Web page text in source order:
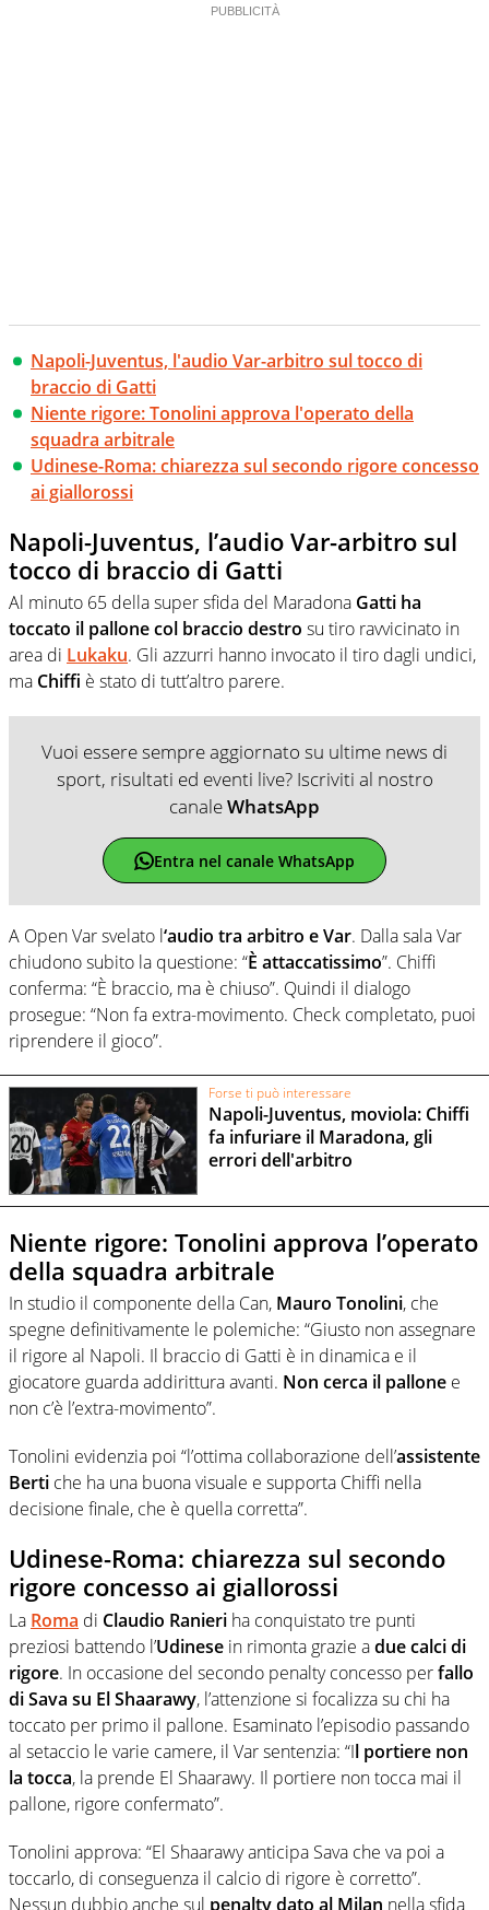
Napoli-Juventus, l'audio Var-arbitro sul tocco di
braccio di Gatti
Niente rigore: Tonolini approva l'operato della
squadra arbitrale
Udinese-Roma: chiarezza sul secondo rigore concesso
ai giallorossi
Napoli-Juventus, l’audio Var-arbitro sul
tocco di braccio di Gatti
Al minuto 65 della super sfida del Maradona Gatti ha
toccato il pallone col braccio destro su tiro ravvicinato in
area di Lukaku. Gli azzurri hanno invocato il tiro dagli undici,
ma Chiffi è stato di tutt’altro parere.
Vuoi essere sempre aggiornato su ultime news di
sport, risultati ed eventi live? Iscriviti al nostro
canaleWhatsApp
Entra nel canale WhatsApp
A Open Var svelato l‘audio tra arbitro e Var. Dalla sala Var
chiudono subito la questione: “È attaccatissimo”. Chiffi
conferma: “È braccio, ma è chiuso”. Quindi il dialogo
prosegue: “Non fa extra-movimento. Check completato, puoi
riprendere il gioco”.
Forse ti può interessare
Napoli-Juventus, moviola: Chiffi
fa infuriare il Maradona, gli
errori dell'arbitro
Niente rigore: Tonolini approva l’operato
della squadra arbitrale
In studio il componente della Can, Mauro Tonolini, che
spegne definitivamente le polemiche: “Giusto non assegnare
il rigore al Napoli. Il braccio di Gatti è in dinamica e il
giocatore guarda addirittura avanti. Non cerca il pallone e
non c’è l’extra-movimento”.
Tonolini evidenzia poi “l’ottima collaborazione dell’assistente
Berti che ha una buona visuale e supporta Chiffi nella
decisione finale, che è quella corretta”.
Udinese-Roma: chiarezza sul secondo
rigore concesso ai giallorossi
La Roma di Claudio Ranieri ha conquistato tre punti
preziosi battendo l’Udinese in rimonta grazie adue calci di
rigore. In occasione del secondo penalty concesso perfallo
di Sava su El Shaarawy, l’attenzione si focalizza su chi ha
toccato per primo il pallone. Esaminato l’episodio passando
al setaccio le varie camere, il Var sentenzia: “Il portiere non
la tocca, la prende El Shaarawy. Il portiere non tocca mai il
pallone, rigore confermato”.
Tonolini approva: “El Shaarawy anticipa Sava che va poi a
toccarlo, di conseguenza il calcio di rigore è corretto”.
Nessun dubbio anche sul penalty dato al Milan nella sfida